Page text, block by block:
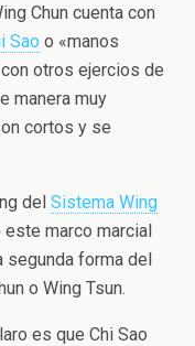
Chun cuenta con
Sao o «manos
otros ejercios de
manera muy
cortos y se
del Sistema Wing
este marco marcial
segunda forma del
o Wing Tsun.
es que Chi Sao